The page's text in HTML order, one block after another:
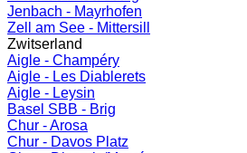
Jenbach - Mayrhofen
Zell am See - Mittersill
Zwitserland
Aigle - Champéry
Aigle - Les Diablerets
Aigle - Leysin
Basel SBB - Brig
Chur - Arosa
Chur - Davos Platz